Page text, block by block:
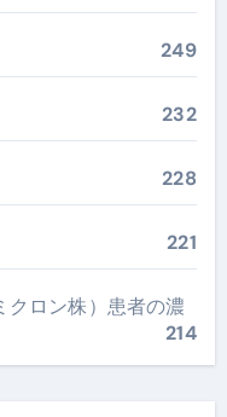
249
232
228
221
クロン株）患者の濃
214